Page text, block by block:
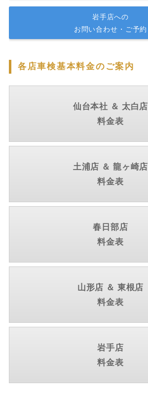
岩手店への
お問い合わせ・ご予約
各店車検基本料金のご案内
仙台本社 ＆ 太白店
料金表
土浦店 ＆ 龍ヶ崎店
料金表
春日部店
料金表
山形店 ＆ 東根店
料金表
岩手店
料金表